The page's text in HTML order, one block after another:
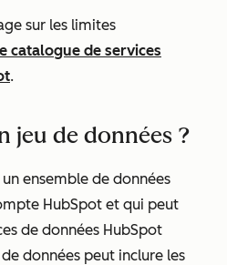
sur les limites
catalogue de services
.
jeu de données ?
ensemble de données
HubSpot et qui peut
de données HubSpot
données peut inclure les